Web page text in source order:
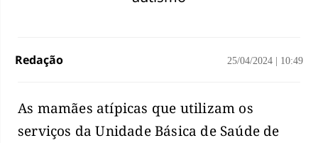
Redação 25/04/2024 10:49
As mamães atípicas que utilizam os
serviços da Unidade Básica de Saúde de